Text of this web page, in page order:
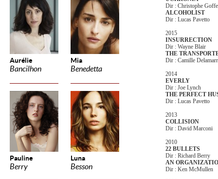
Aurélie
Bancilhon
Mia
Benedetta
Pauline
Berry
Luna
Besson
Dir : Christophe
ALCOHOLIST
Dir : Lucas Pavetto
2015
INSURRECTION
Dir : Wayne Blair
THE
Dir : Camille
2014
EVERLY
Dir : Joe Lynch
THE PERFECT
Dir : Lucas Pavetto
2013
COLLISION
Dir : David Marconi
2010
22 BULLETS
Dir : Richard Berry
AN
Dir : Ken McMullen